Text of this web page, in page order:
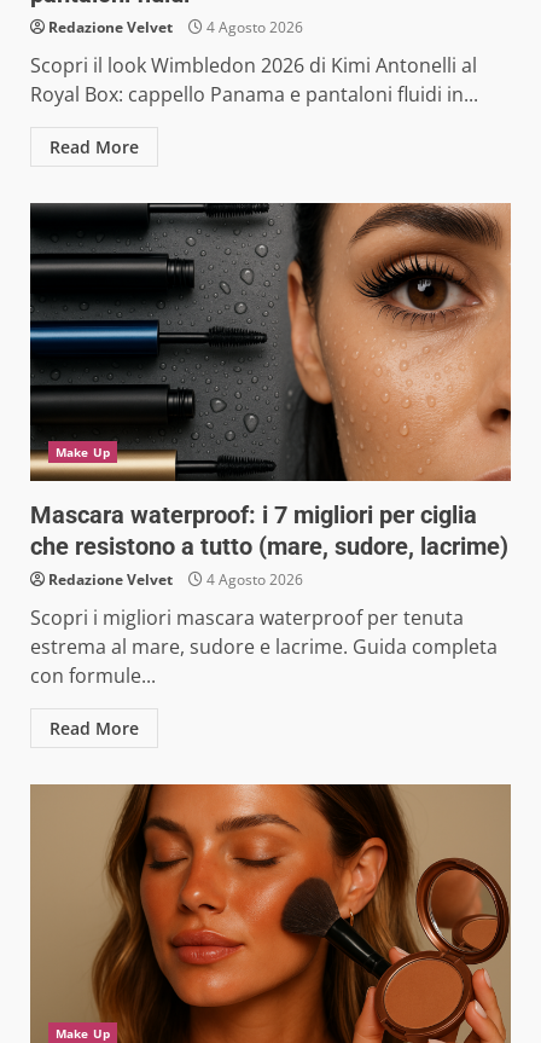
Redazione Velvet 4 Agosto 2026
Scopri il look Wimbledon 2026 di Kimi Antonelli al
Royal Box: cappello Panama e pantaloni fluidi in...
Read More
Make Up
Mascara waterproof: i 7 migliori per ciglia
che resistono a tutto (mare, sudore, lacrime)
Redazione Velvet 4 Agosto 2026
Scopri i migliori mascara waterproof per tenuta
estrema al mare, sudore e lacrime. Guida completa
con formule...
Read More
Make Up